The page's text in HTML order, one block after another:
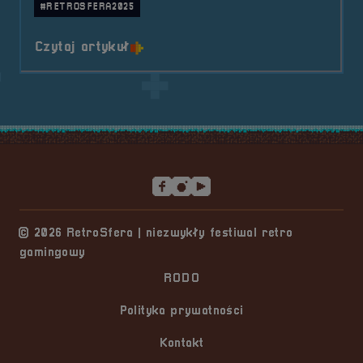
#RETROSFERA2025
Czytaj artykuło tytule Patronat medialny
© 2026 RetroSfera | niezwykły festiwal retro
gamingowy
RODO
Polityka prywatności
Kontakt